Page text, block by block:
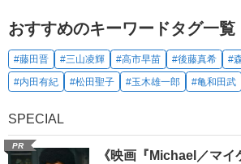
おすすめのキーワードタグ一覧
#藤田晋 #三山凌輝 #高市早苗 #後藤真希 #
#内田有紀
#松田聖子 #玉木雄一郎 #亀和田武
SPECIAL
PR
《映画『Michael／マ